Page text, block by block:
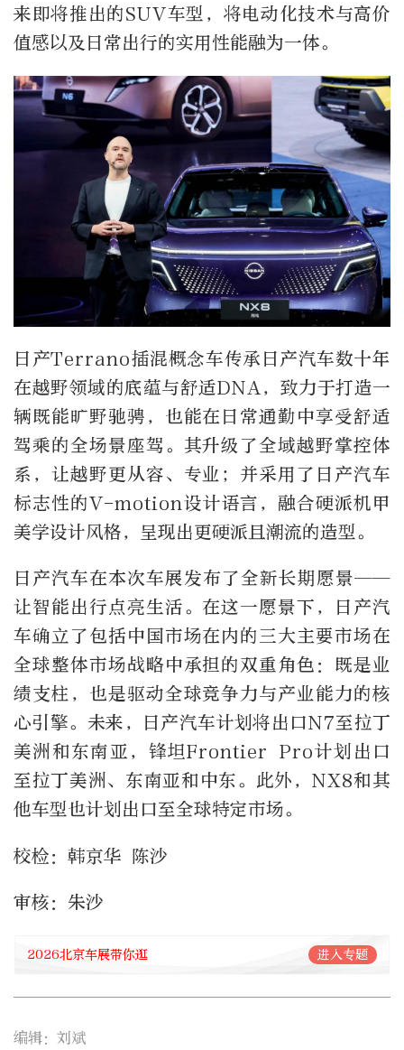
来即将推出的SUV车型，将电动化技术与高价
值感以及日常出行的实用性能融为一体。
日产Terrano插混概念车传承日产汽车数十年
在越野领域的底蕴与舒适DNA，致力于打造一
辆既能旷野驰骋，也能在日常通勤中享受舒适
驾乘的全场景座驾。其升级了全域越野掌控体
系，让越野更从容、专业；并采用了日产汽车
标志性的V-motion设计语言，融合硬派机甲
美学设计风格，呈现出更硬派且潮流的造型。
日产汽车在本次车展发布了全新长期愿景——
让智能出行点亮生活。在这一愿景下，日产汽
车确立了包括中国市场在内的三大主要市场在
全球整体市场战略中承担的双重角色：既是业
绩支柱，也是驱动全球竞争力与产业能力的核
心引擎。未来，日产汽车计划将出口N7至拉丁
美洲和东南亚，锋坦Frontier Pro计划出口
至拉丁美洲、东南亚和中东。此外，NX8和其
他车型也计划出口至全球特定市场。
校检：韩京华 陈沙
审核：朱沙
2026北京车展带你逛 进入专题
编辑：刘斌